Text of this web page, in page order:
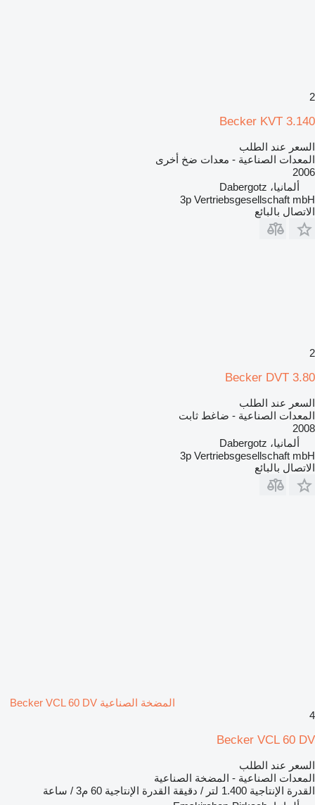
2
Becker KVT 3.140
السعر عند الطلب
المعدات الصناعية - معدات ضخ أخرى
2006
ألمانيا، Dabergotz
3p Vertriebsgesellschaft mbH
الاتصال بالبائع
2
Becker DVT 3.80
السعر عند الطلب
المعدات الصناعية - ضاغط ثابت
2008
ألمانيا، Dabergotz
3p Vertriebsgesellschaft mbH
الاتصال بالبائع
المضخة الصناعية Becker VCL 60 DV
4
Becker VCL 60 DV
السعر عند الطلب
المعدات الصناعية - المضخة الصناعية
القدرة الإنتاجية 1.400 لتر / دقيقة القدرة الإنتاجية 60 م3 / ساعة